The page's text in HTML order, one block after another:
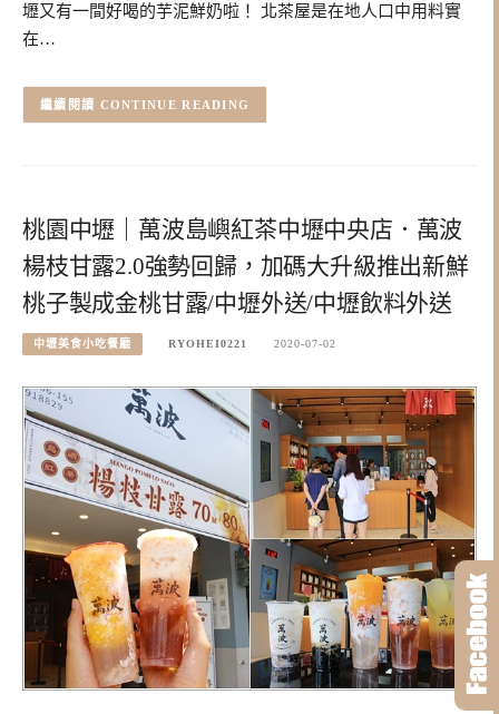
壢又有一間好喝的芋泥鮮奶啦！ 北茶屋是在地人口中用料實
在…
CONTINUE READING
桃園中壢｜萬波島嶼紅茶中壢中央店．萬波
楊枝甘露2.0強勢回歸，加碼大升級推出新鮮
桃子製成金桃甘露/中壢外送/中壢飲料外送
中壢美食小吃餐廳 RYOHEI0221 2020-07-02